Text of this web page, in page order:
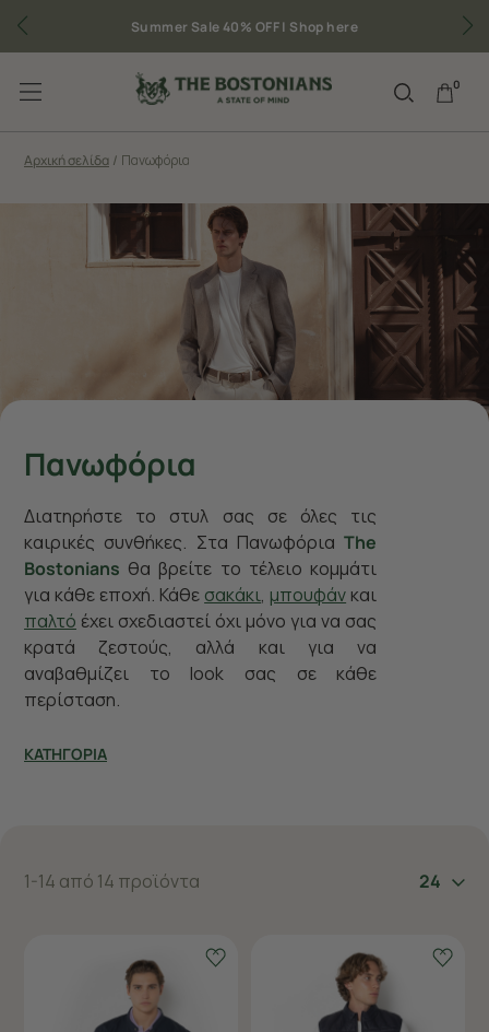
Summer Sale 40% OFF | Shop here
0
Πανωφόρια
Διατηρήστε το στυλ σας σε όλες τις
καιρικές συνθήκες. Στα ΠανωφόριαThe
Bostonians θα βρείτε το τέλειο κομμάτι
για κάθε εποχή. Κάθε σακάκι, μπουφάν και
παλτό έχει σχεδιαστεί όχι μόνο για να σας
κρατά ζεστούς, αλλά και για να
αναβαθμίζει το look σας σε κάθε
περίσταση.
ΚΑΤΗΓΟΡΙΑ
Αρχική σελίδα / Πανωφόρια
1-14 από 14 προϊόντα 24